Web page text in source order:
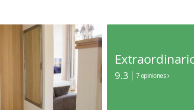
9.3 7 opiniones